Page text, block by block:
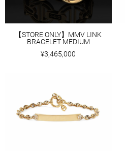
【STORE ONLY】MMV LINK
BRACELET MEDIUM
¥3,465,000